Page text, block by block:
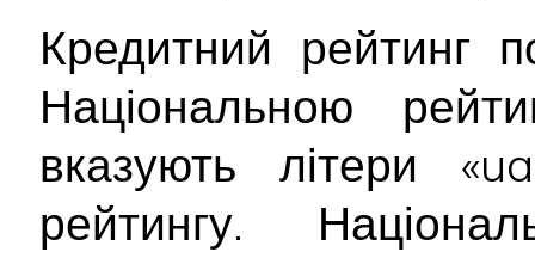
Кредитний рейтинг
Національною
вказують літери
рейтингу.